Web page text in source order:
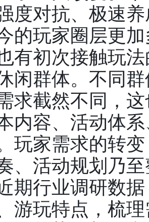
度对抗、极速
的玩家圈层更
有初次接触玩
闲群体。不同
求截然不同，
内容、活动体
玩家需求的转
、活动规划乃
期行业调研数
游玩特点，梳